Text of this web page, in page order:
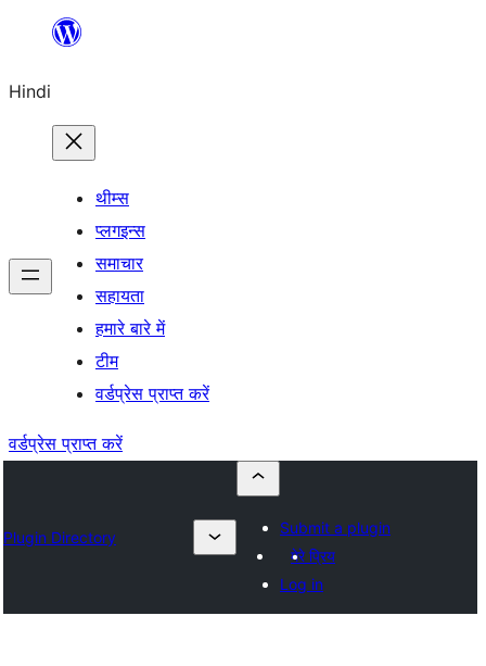
सामग्री
जाएं
Hindi
थीम्स
प्लगइन्स
समाचार
सहायता
हमारे बारे में
टीम
वर्डप्रेस प्राप्त करें
वर्डप्रेस प्राप्त करें
Plugin Directory
Submit a plugin
मेरे प्रिय
Log in